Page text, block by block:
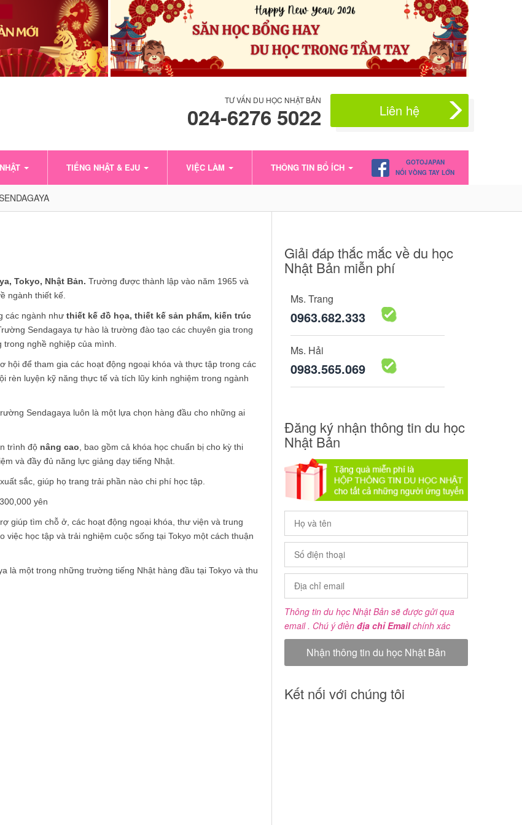
TƯ VẤN DU HỌC NHẬT BẢN
024-6276 5022 Liên hệ
TIẾNG NHẬT & EJU VIỆC LÀM THÔNG TIN BỔ ÍCH
GOTOJAPAN
NỐI VÒNG TAY LỚN
Tokyo, Nhật Bản. Trường được thành lập vào năm 1965 và
ngành thiết kế.
các ngành như thiết kế đồ họa, thiết kế sản phẩm, kiến trúc
Sendagaya tự hào là trường đào tạo các chuyên gia trong
nghề nghiệp của mình.
hội để tham gia các hoạt động ngoại khóa và thực tập trong các
rèn luyện kỹ năng thực tế và tích lũy kinh nghiệm trong ngành
Sendagaya luôn là một lựa chọn hàng đầu cho những ai
trình độ nâng cao , bao gồm cả khóa học chuẩn bị cho kỳ thi
và đầy đủ năng lực giảng dạy tiếng Nhật.
sắc, giúp họ trang trải phần nào chi phí học tập.
yên
giúp tìm chỗ ở, các hoạt động ngoại khóa, thư viện và trung
học tập và trải nghiệm cuộc sống tại Tokyo một cách thuận
là một trong những trường tiếng Nhật hàng đầu tại Tokyo và thu
Giải đáp thắc mắc về du học
Nhật Bản miễn phí
Ms. Trang
0963.682.333
Ms. Hải
0983.565.069
Đăng ký nhận thông tin du học
Nhật Bản
Thông tin du học Nhật Bản sẽ được gửi qua
email . Chú ý điền địa chỉ Emailchính xác
Kết nối với chúng tôi